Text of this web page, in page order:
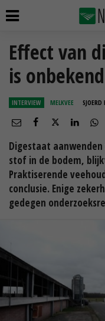
Effect van
is onbekend
INTERVIEW MELKVEE SJOERD
Digestaat
stof in de bodem,
Praktiserende
conclusie. Enige
gedegen